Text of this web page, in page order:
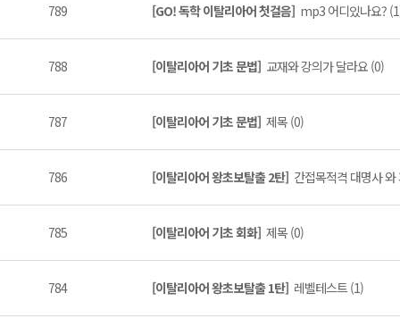
789 [GO! 독학 이탈리아어 첫걸음] mp3 어디있나요?
788 [이탈리아어 기초 문법] 교재와 강의가 달라요 (0)
787 [이탈리아어 기초 문법] 제목 (0)
786 [이탈리아어 왕초보탈출 2탄] 간접목적격 대명사
785 [이탈리아어 기초 회화] 제목 (0)
784 [이탈리아어 왕초보탈출 1탄] 레벨테스트 (1)